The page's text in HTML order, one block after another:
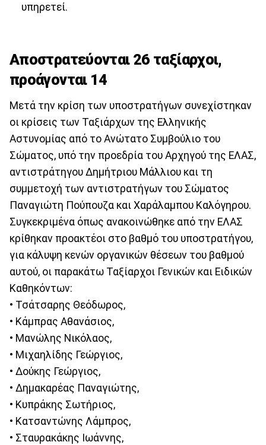
υπηρετεί.
Αποστρατεύονται 26 ταξίαρχοι,
προάγονται 14
Μετά την κρίση των υποστρατήγων συνεχίστηκαν
οι κρίσεις των Ταξιάρχων της Ελληνικής
Αστυνομίας από το Ανώτατο Συμβούλιο του
Σώματος, υπό την προεδρία του Αρχηγού της ΕΛΑΣ,
αντιστράτηγου Δημήτριου Μάλλιου και τη
συμμετοχή των αντιστρατήγων του Σώματος
Παναγιώτη Πούπουζα και Χαράλαμπου Καλόγηρου.
Συγκεκριμένα όπως ανακοινώθηκε από την ΕΛΑΣ
κρίθηκαν προακτέοι στο βαθμό του υποστρατήγου,
για κάλυψη κενών οργανικών θέσεων του βαθμού
αυτού, οι παρακάτω Ταξίαρχοι Γενικών και Ειδικών
Καθηκόντων:
• Τσάτσαρης Θεόδωρος,
• Κάμπρας Αθανάσιος,
• Μανώλης Νικόλαος,
• Μιχαηλίδης Γεώργιος,
• Δούκης Γεώργιος,
• Δημακαρέας Παναγιώτης,
• Κυπράκης Σωτήριος,
• Κατσαντώνης Λάμπρος,
• Σταυρακάκης Ιωάννης,